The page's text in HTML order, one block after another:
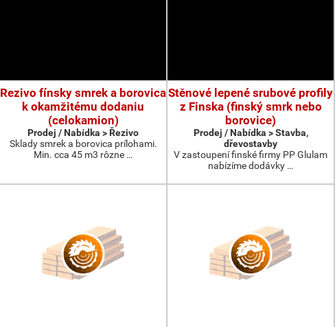
Rezivo fínsky smrek a borovica
k okamžitému dodaniu
(celokamion)
Prodej / Nabídka > Řezivo
Sklady smrek a borovica prílohami.
Min. cca 45 m3 rôzne …
Stěnové lepené srubové profily
z Finska (finský smrk nebo
borovice)
Prodej / Nabídka > Stavba,
dřevostavby
V zastoupení finské firmy PP Glulam
nabízíme dodávky …